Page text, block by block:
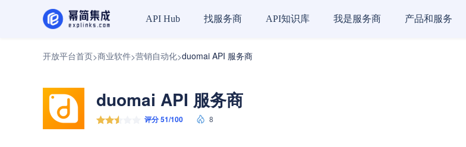
API Hub 找服务商 API知识库 我是服务商 产品和服务
开放平台首页>商业软件>营销自动化>duomai API 服务商
duomai API 服务商
评分 51/100 8